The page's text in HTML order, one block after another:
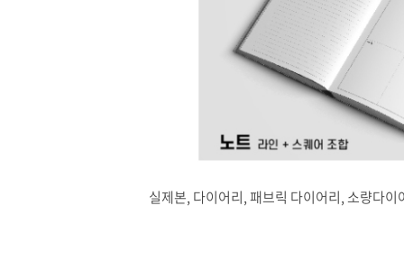
실제본, 다이어리, 패브릭 다이어리, 소량다